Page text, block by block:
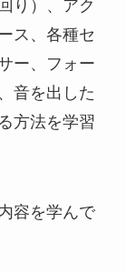
り）、アク
ス、各種セ
ー、フォー
音を出した
方法を学習
容を学んで